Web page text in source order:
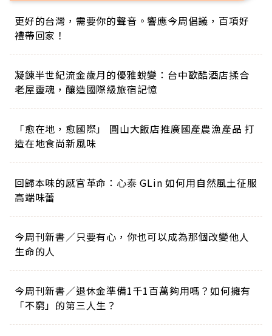
更好的台灣，需要你的聲音。響應今周倡議，百項好
禮帶回家！
凝鍊半世紀流金歲月的優雅蛻變：台中歐酷酒店揉合
老屋靈魂，釀造國際級旅宿記憶
「愈在地，愈國際」 圓山大飯店推廣國產農漁產品 打
造在地食尚新風味
回歸本味的感官革命：心泰 GLin 如何用自然風土征服
高端味蕾
今周刊新書／只要有心，你也可以成為那個改變他人
生命的人
今周刊新書／退休金準備1千1百萬夠用嗎？如何擁有
「不窮」的第三人生？